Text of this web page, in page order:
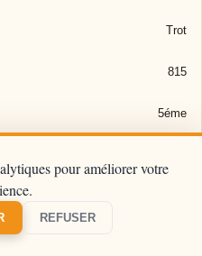
Trot
815
5éme
pour améliorer votre
REFUSER